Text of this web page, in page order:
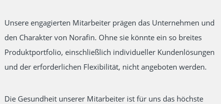
Unsere engagierten Mitarbeiter prägen das Unternehmen und
den Charakter von Norafin. Ohne sie könnte ein so breites
Produktportfolio, einschließlich individueller Kundenlösungen
und der erforderlichen Flexibilität, nicht angeboten werden.
Die Gesundheit unserer Mitarbeiter ist für uns das höchste